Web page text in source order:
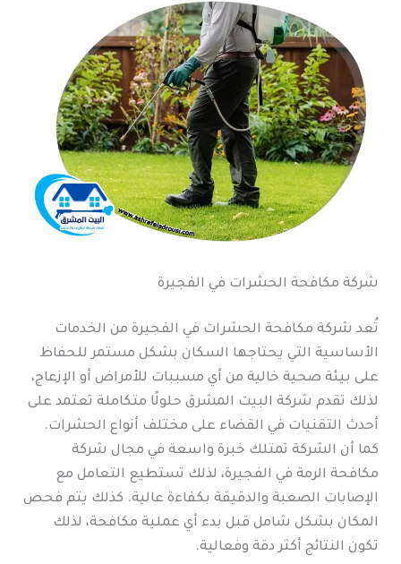
شركة مكافحة الحشرات في الفجيرة
تُعد شركة مكافحة الحشرات في الفجيرة من الخدمات
الأساسية التي يحتاجها السكان بشكل مستمر للحفاظ
على بيئة صحية خالية من أي مسببات للأمراض أو الإزعاج،
لذلك تقدم شركة البيت المشرق حلولًا متكاملة تعتمد على
أحدث التقنيات في القضاء على مختلف أنواع الحشرات.
كما أن الشركة تمتلك خبرة واسعة في مجال شركة
مكافحة الرمة في الفجيرة، لذلك تستطيع التعامل مع
الإصابات الصعبة والدقيقة بكفاءة عالية. كذلك يتم فحص
المكان بشكل شامل قبل بدء أي عملية مكافحة، لذلك
تكون النتائج أكثر دقة وفعالية.